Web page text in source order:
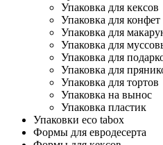
Упаковка для кексов
Упаковка для
Упаковка для
Упаковка для
Упаковка для
Упаковка для
Упаковка для тортов
Упаковка на вынос
Упаковка пластик
Упаковки eco tabox
Формы для евродесерта